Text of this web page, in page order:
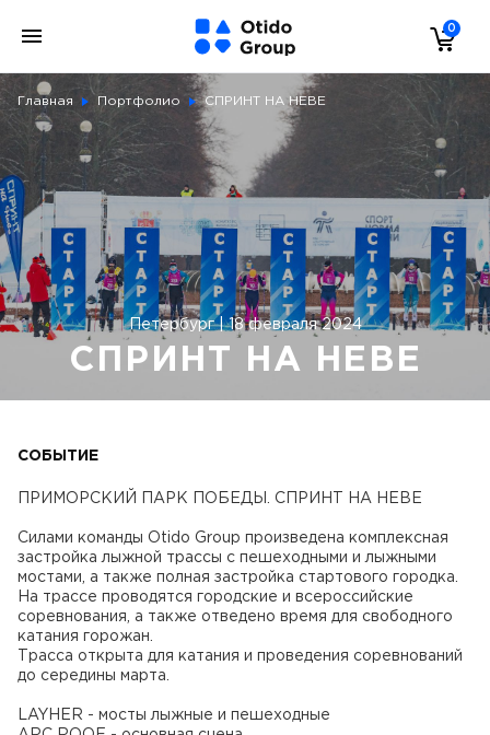
0
Главная Портфолио СПРИНТ НА НЕВЕ
Петербург | 18 февраля 2024
СПРИНТ НА НЕВЕ
СОБЫТИЕ
ПРИМОРСКИЙ ПАРК ПОБЕДЫ. СПРИНТ НА НЕВЕ
Силами команды Otido Group произведена комплексная
застройка лыжной трассы с пешеходными и лыжными
мостами, а также полная застройка стартового городка.
На трассе проводятся городские и всероссийские
соревнования, а также отведено время для свободного
катания горожан.
Трасса открыта для катания и проведения соревнований
до середины марта.
LAYHER - мосты лыжные и пешеходные